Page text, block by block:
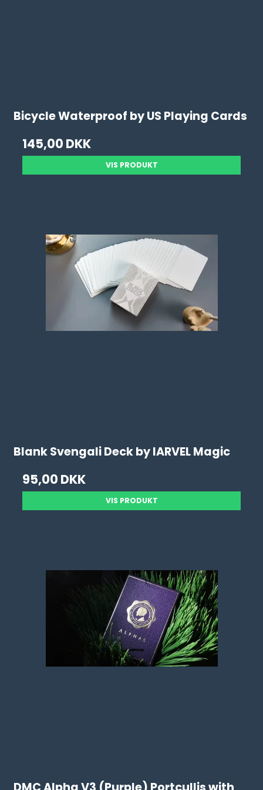
Bicycle Waterproof by US Playing Cards
145,00 DKK
VIS PRODUKT
Blank Svengali Deck by IARVEL Magic
95,00 DKK
VIS PRODUKT